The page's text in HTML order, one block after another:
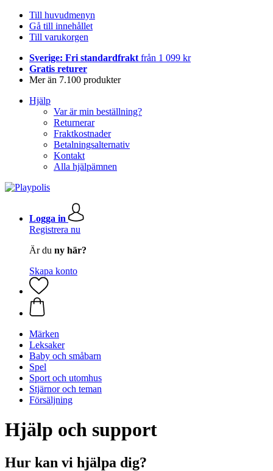
Till huvudmenyn
Gå till innehållet
Till varukorgen
Sverige: Fri standardfrakt från 1 099 kr
Gratis returer
Mer än 7.100 produkter
Hjälp
Var är min beställning?
Returnerar
Fraktkostnader
Betalningsalternativ
Kontakt
Alla hjälpämnen
Logga in
Registrera nu
Är du ny här?
Skapa konto
Märken
Leksaker
Baby och småbarn
Spel
Sport och utomhus
Stjärnor och teman
Försäljning
Hjälp och support
Hur kan vi hjälpa dig?